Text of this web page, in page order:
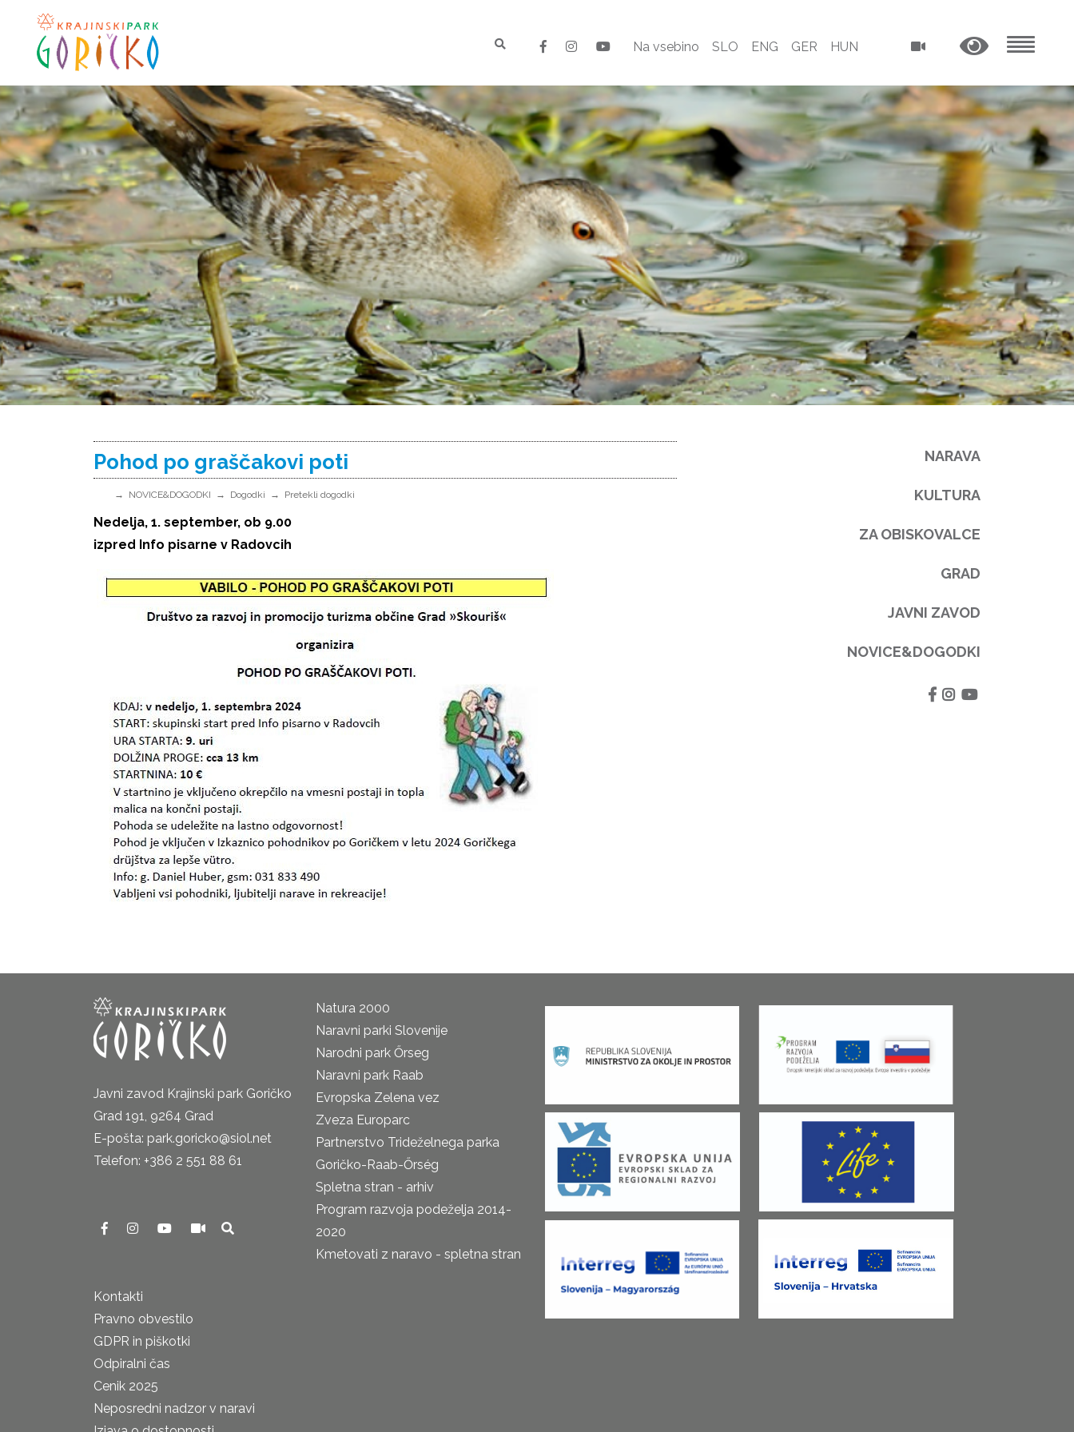
Na vsebino SLO ENG GER HUN
Pohod po graščakovi poti
NOVICE&DOGODKI Dogodki Pretekli dogodki
Nedelja, 1. september, ob 9.00
izpred Info pisarne v Radovcih
NARAVA
KULTURA
ZA OBISKOVALCE
GRAD
JAVNI ZAVOD
NOVICE&DOGODKI
Javni zavod Krajinski park Goričko
Grad 191, 9264 Grad
E-pošta: park.goricko@siol.net
Telefon: +386 2 551 88 61
Kontakti
Pravno obvestilo
GDPR in piškotki
Odpiralni čas
Cenik 2025
Neposredni nadzor v naravi
Natura 2000
Naravni parki Slovenije
Narodni park Őrseg
Naravni park Raab
Evropska Zelena vez
Zveza Europarc
Partnerstvo Trideželnega parka
Goričko-Raab-Őrség
Spletna stran - arhiv
Program razvoja podeželja 2014-
2020
Kmetovati z naravo - spletna stran